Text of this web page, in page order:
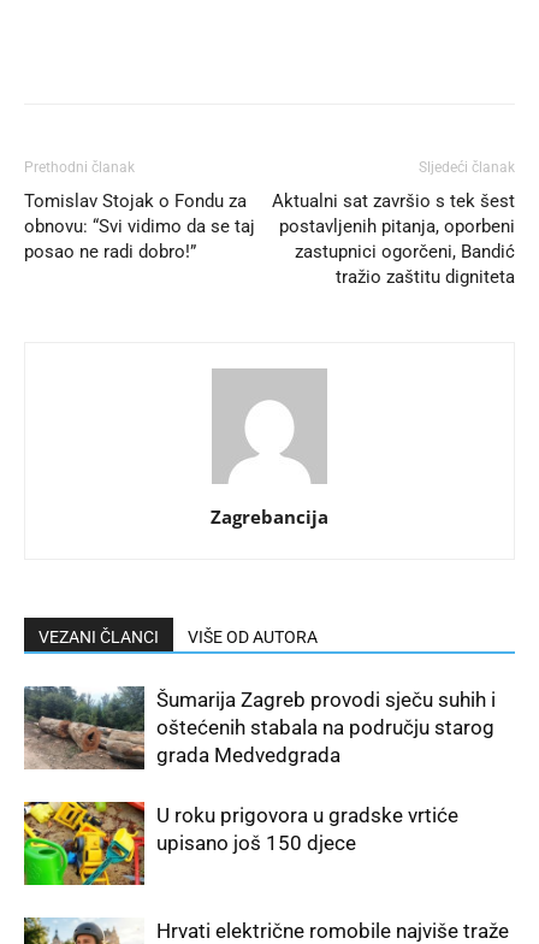
Prethodni članak
Tomislav Stojak o Fondu za
obnovu: “Svi vidimo da se taj
posao ne radi dobro!”
Sljedeći članak
Aktualni sat završio s tek šest
postavljenih pitanja, oporbeni
zastupnici ogorčeni, Bandić
tražio zaštitu digniteta
Zagrebancija
VEZANI ČLANCI VIŠE OD AUTORA
Šumarija Zagreb provodi sječu suhih i
oštećenih stabala na području starog
grada Medvedgrada
U roku prigovora u gradske vrtiće
upisano još 150 djece
Hrvati električne romobile najviše traže